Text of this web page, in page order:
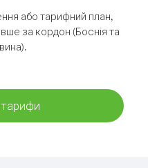
або тарифний план,
за кордон (Боснія та